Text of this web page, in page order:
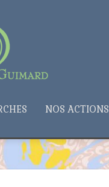
NOS ACTIONS